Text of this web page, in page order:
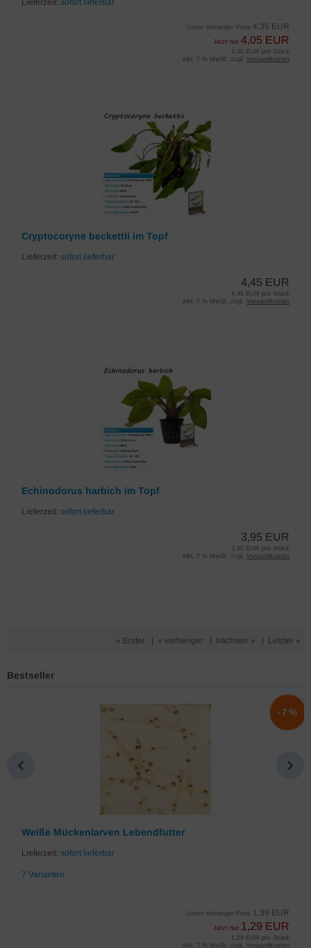
Lieferzeit: sofort lieferbar
Unser bisheriger Preis 4,35 EUR
Jetzt nur 4,05 EUR
4,05 EUR pro Stück
inkl. 7 % MwSt. zzgl. Versandkosten
Cryptocoryne beckettii im Topf
Lieferzeit: sofort lieferbar
4,45 EUR
4,45 EUR pro Stück
inkl. 7 % MwSt. zzgl. Versandkosten
Echinodorus harbich im Topf
Lieferzeit: sofort lieferbar
3,95 EUR
3,95 EUR pro Stück
inkl. 7 % MwSt. zzgl. Versandkosten
« Erster « vorheriger nächster » Letzter »
Bestseller
Weiße Mückenlarven Lebendfutter
Lieferzeit: sofort lieferbar
7 Varianten
Unser bisheriger Preis 1,39 EUR
Jetzt nur 1,29 EUR
-7%
1,29 EUR pro Stück
inkl. 7 % MwSt. zzgl. Versandkosten